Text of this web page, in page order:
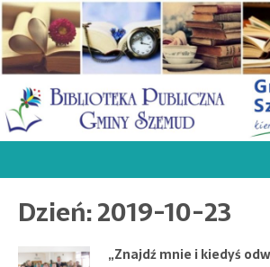
Dzień:2019-10-23
„Znajdź mnie i kiedyś